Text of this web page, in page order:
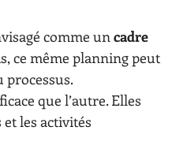
comme un cadre
ce même planning peut
processus.
que l’autre. Elles
les activités